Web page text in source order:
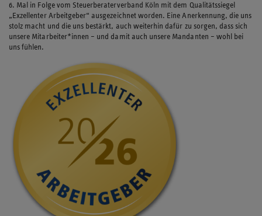
6. Mal in Folge vom Steuerberaterverband Köln mit dem Qualitätssiegel
„Exzellenter Arbeitgeber“ ausgezeichnet worden. Eine Anerkennung, die uns
stolz macht und die uns bestärkt, auch weiterhin dafür zu sorgen, dass sich
unsere Mitarbeiter*innen – und damit auch unsere Mandanten – wohl bei
uns fühlen.